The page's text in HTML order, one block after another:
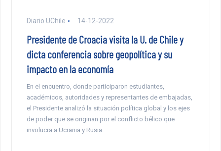
Diario UChile 14-12-2022
Presidente de Croacia visita la U. de Chile y
dicta conferencia sobre geopolítica y su
impacto en la economía
En el encuentro, donde participaron estudiantes,
académicos, autoridades y representantes de embajadas,
el Presidente analizó la situación política global y los ejes
de poder que se originan por el conflicto bélico que
involucra a Ucrania y Rusia.